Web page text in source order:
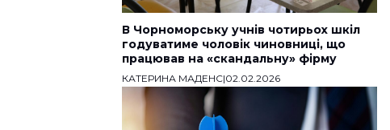
В Чорноморську учнів чотирьох шкіл
годуватиме чоловік чиновниці, що
працював на «скандальну» фірму
КАТЕРИНА МАДЕНС|02.02.2026